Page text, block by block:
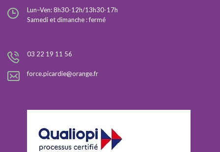
Lun–Ven: 8h30-12h/13h30-17h
Samedi et dimanche : fermé
03 22 19 11 56
force.picardie@orange.fr